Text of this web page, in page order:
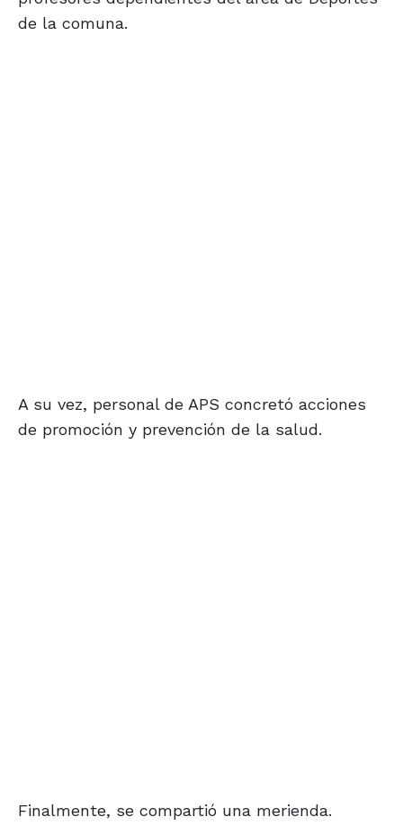
de la comuna.
A su vez, personal de APS concretó acciones
de promoción y prevención de la salud.
Finalmente, se compartió una merienda.